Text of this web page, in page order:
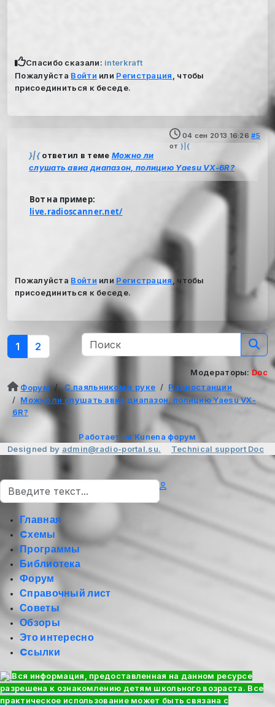
Спасибо сказали: interkraft
Пожалуйста Войти или Регистрация
, чтобы
присоединиться к беседе.
04 сен 2013 16:26 #5
от }|{
}|{ответил в теме Можно ли
слушать авиа диапазон, полицию Yaesu VX-6R?
Вот на пример:
live.radioscanner.net/
Пожалуйста Войти или Регистрация
, чтобы
присоединиться к беседе.
1 2
Модераторы: Doc
Форум
С паяльником в руке
Радиостанции
Можно ли слушать авиа диапазон, полицию Yaesu VX-
6R?
Работает на Kunena форум
Designed by admin@radio-portal.su. Technical support Doc
Поиск
Главная
Cхемы
Программы
Библиотека
Форум
Справочный лист
Советы
Обзоры
Это интересно
Cсылки
Вся информация, предоставленная на данном ресурсе
разрешена к ознакомлению детям школьного возраста. Все
практическое использование может быть связана с